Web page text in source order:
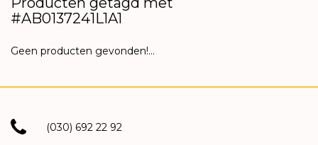
#AB0137241L1A1
Geen producten gevonden!...
(030) 692 22 92